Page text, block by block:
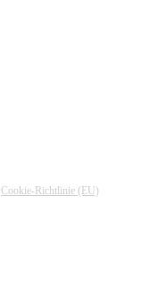
Cookie-Richtlinie (EU)